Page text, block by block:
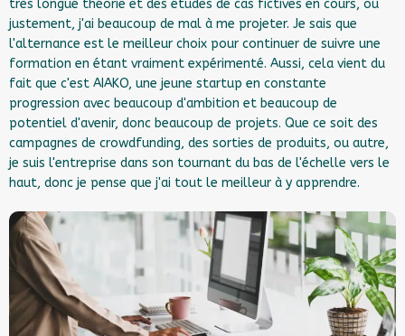
très longue théorie et des études de cas fictives en cours, où
justement, j'ai beaucoup de mal à me projeter. Je sais que
l'alternance est le meilleur choix pour continuer de suivre une
formation en étant vraiment expérimenté. Aussi, cela vient du
fait que c'est AIAKO, une jeune startup en constante
progression avec beaucoup d'ambition et beaucoup de
potentiel d'avenir, donc beaucoup de projets. Que ce soit des
campagnes de crowdfunding, des sorties de produits, ou autre,
je suis l'entreprise dans son tournant du bas de l'échelle vers le
haut, donc je pense que j'ai tout le meilleur à y apprendre.